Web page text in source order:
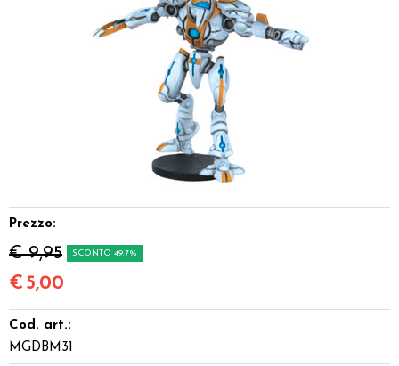
Giochi di Carte Collezionabili
Accessori
Giocattoli e Gadget
Prezzo:
€ 9,95 SCONTO 49.7%
€ 5,00
Cod. art.:
MGDBM31